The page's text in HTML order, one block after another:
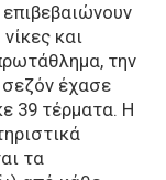
και
την
σεζόν έχασε
39 τέρματα. Η
τα